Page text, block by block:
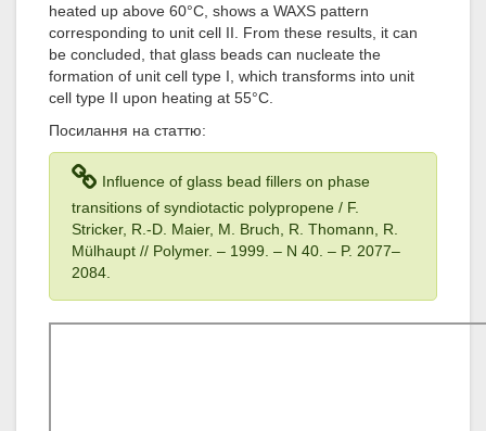
heated up above 60°C, shows a WAXS pattern
corresponding to unit cell II. From these results, it can
be concluded, that glass beads can nucleate the
formation of unit cell type I, which transforms into unit
cell type II upon heating at 55°C.
Посилання на статтю:
Influence of glass bead fillers on phase
transitions of syndiotactic polypropene / F.
Stricker, R.-D. Maier, M. Bruch, R. Thomann, R.
Mülhaupt // Polymer. – 1999. – N 40. – P. 2077–
2084.